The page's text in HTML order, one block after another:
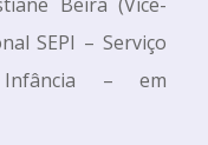
SEPI – Serviço
– em